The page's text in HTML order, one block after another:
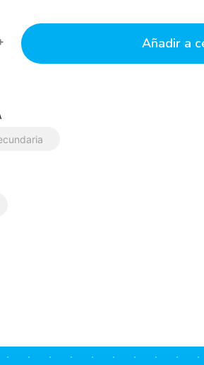
Añadir a